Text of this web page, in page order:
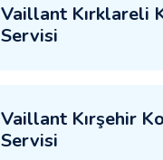
Vaillant Kırklareli
Servisi
Vaillant Kırşehir
Servisi